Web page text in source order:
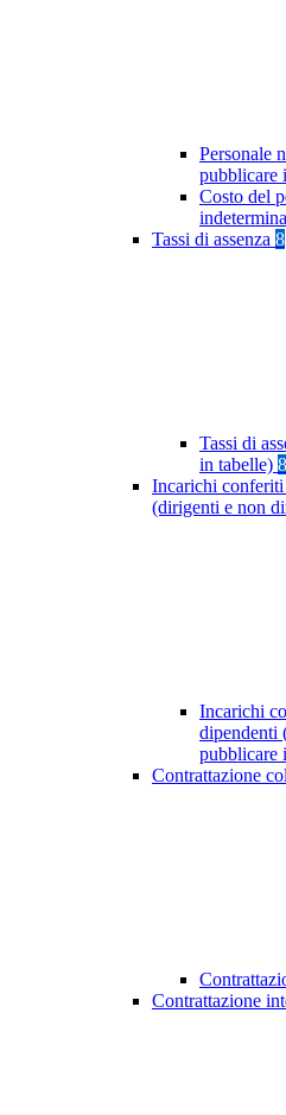
Personale
pubblicare
Costo del
Tassi di assenza 8
Tassi di
in tabelle) 8
Incarichi
(dirigenti e non
Incarichi
dipendenti
pubblicare
Contrattazione
Contrattazione